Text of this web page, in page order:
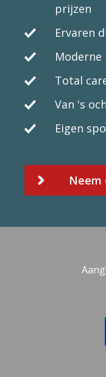
prijzen
Ervaren
Total
Van 's
Eigen
Neem